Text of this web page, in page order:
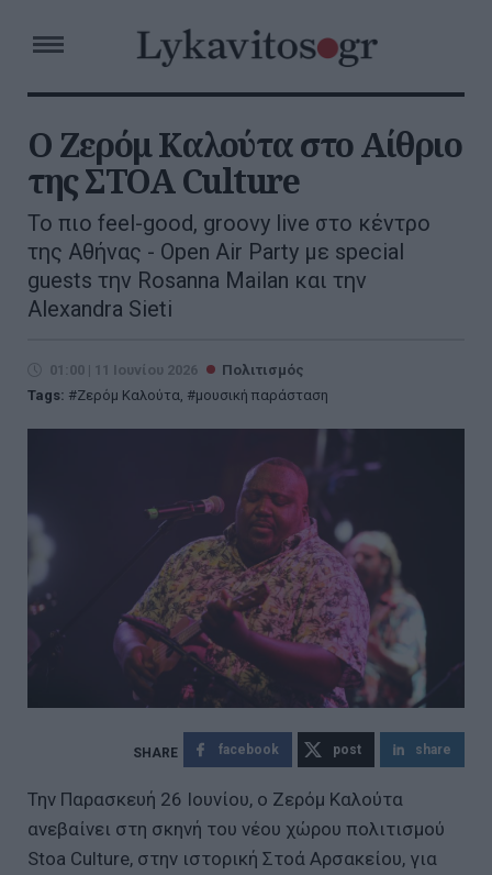
Ο Ζερόμ Καλούτα στο Αίθριο
της ΣΤΟΑ Culture
Το πιο feel-good, groovy live στο κέντρο
της Αθήνας - Open Air Party με special
guests την Rosanna Mailan και την
Alexandra Sieti
01:00 | 11 Ιουνίου 2026
Πολιτισμός
Tags:
Ζερόμ Καλούτα, μουσική παράσταση
facebook post share
Την Παρασκευή 26 Ιουνίου, ο Ζερόμ Καλούτα
ανεβαίνει στη σκηνή του νέου χώρου πολιτισμού
Stoa Culture, στην ιστορική Στοά Αρσακείου, για